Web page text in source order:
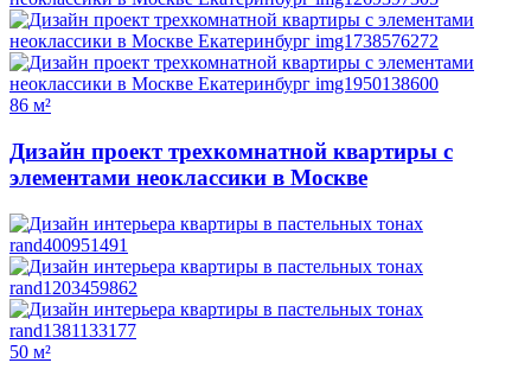
86 м²
Дизайн проект трехкомнатной квартиры с
элементами неоклассики в Москве
50 м²